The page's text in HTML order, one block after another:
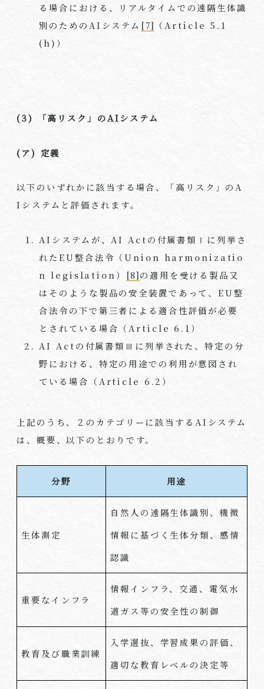
る場合における、リアルタイムでの遠隔生体識
別のための AI システム [7] （ Article 5.1
(h) ）
(3) 「高リスク」のAIシステム
(ア) 定義
以下のいずれかに該当する場合、「高リスク」のA
I システムと評価されます。
AI システムが、 AI Actの付属書類Ⅰに列挙さ
れたEU整合法令（Union harmonizatio
n legislation ） [8]の適用を受ける製品又
はそのような製品の安全装置であって、EU整
合法令の下で第三者による適合性評価が必要
とされている場合（ Article 6.1 ）
AI Actの付属書類Ⅲに列挙された、特定の分
野における、特定の用途での利用が意図され
ている場合（ Article 6.2 ）
上記のうち、２のカテゴリーに該当する AI システム
は、概要、以下のとおりです。
分野 用途
生体測定
自然人の遠隔生体識別、機微
情報に基づく生体分類、感情
認識
重要なインフラ
情報インフラ、交通、電気水
道ガス等の安全性の制御
教育及び職業訓練
入学選抜、学習成果の評価、
適切な教育レベルの決定等